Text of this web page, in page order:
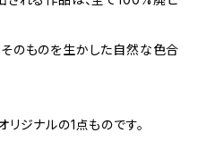
のものを生かした自然な色合
ジナルの1点ものです。